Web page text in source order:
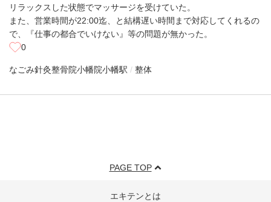
リラックスした状態でマッサージを受けていた。
また、営業時間が22:00迄、と結構遅い時間まで対応してくれるの
で、『仕事の都合でいけない』等の問題が無かった。
0
なごみ針灸整骨院小幡院小幡駅 整体
PAGE TOP
エキテンとは